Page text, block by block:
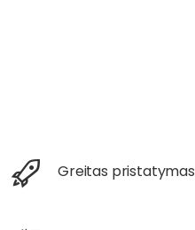
Greitas pristatymas